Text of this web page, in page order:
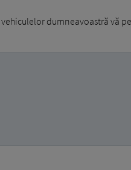
dumneavoastră vă